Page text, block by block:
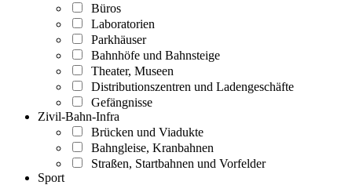
Büros
Laboratorien
Parkhäuser
Bahnhöfe und Bahnsteige
Theater, Museen
Distributionszentren und Ladengeschäfte
Gefängnisse
Zivil-Bahn-Infra
Brücken und Viadukte
Bahngleise, Kranbahnen
Straßen, Startbahnen und Vorfelder
Sport